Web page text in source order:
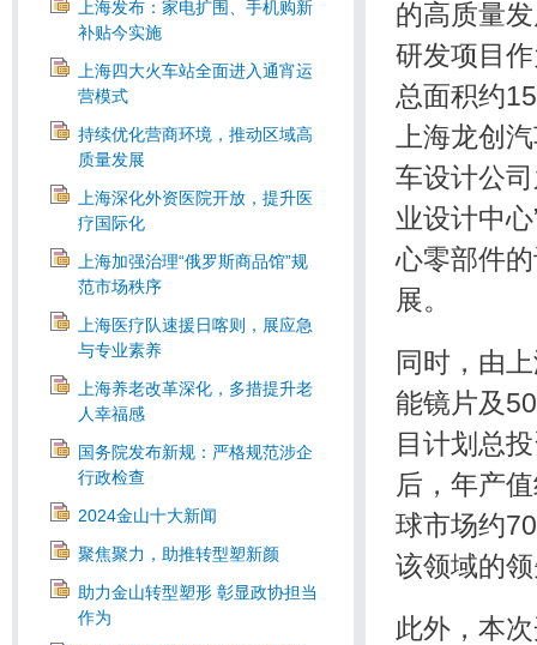
上海发布：家电扩围、手机购新
补贴今实施
上海四大火车站全面进入通宵运
营模式
持续优化营商环境，推动区域高
质量发展
上海深化外资医院开放，提升医
疗国际化
上海加强治理“俄罗斯商品馆”规
范市场秩序
上海医疗队速援日喀则，展应急
与专业素养
上海养老改革深化，多措提升老
人幸福感
国务院发布新规：严格规范涉企
行政检查
2024金山十大新闻
聚焦聚力，助推转型塑新颜
助力金山转型塑形 彰显政协担当
作为
的高质量
研发项目
总面积约
上海龙创
车设计公
业设计中
心零部件
展。
同时，由
能镜片及
目计划总
后，年产
球市场约
该领域的
此外，本